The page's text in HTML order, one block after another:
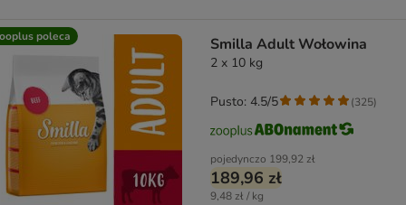
poleca Smilla Adult Wołowina
2 x 10 kg
pojedynczo 199,92 zł
189,96 zł
9,48 zł / kg
Pusto: 4.5/5 (325)